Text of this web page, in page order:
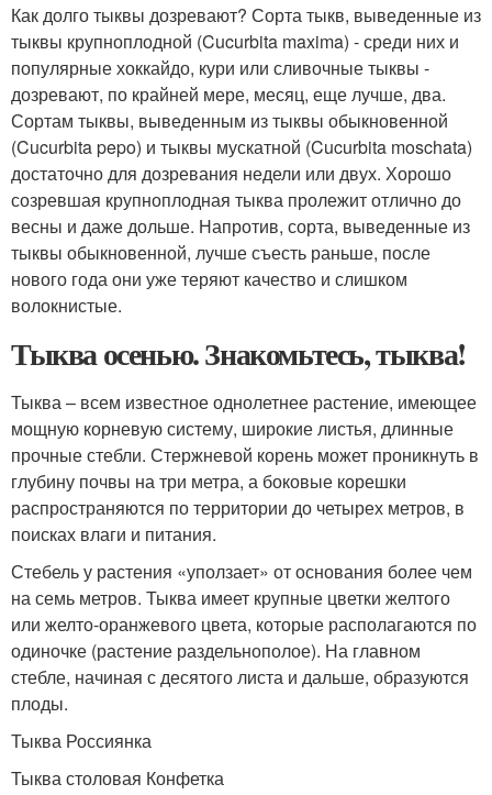
Как долго тыквы дозревают? Сорта тыкв, выведенные из
тыквы крупноплодной (Cucurbita maxima) - среди них и
популярные хоккайдо, кури или сливочные тыквы -
дозревают, по крайней мере, месяц, еще лучше, два.
Сортам тыквы, выведенным из тыквы обыкновенной
(Cucurbita pepo) и тыквы мускатной (Cucurbita moschata)
достаточно для дозревания недели или двух. Хорошо
созревшая крупноплодная тыква пролежит отлично до
весны и даже дольше. Напротив, сорта, выведенные из
тыквы обыкновенной, лучше съесть раньше, после
нового года они уже теряют качество и слишком
волокнистые.
Тыква осенью. Знакомьтесь, тыква!
Тыква – всем известное однолетнее растение, имеющее
мощную корневую систему, широкие листья, длинные
прочные стебли. Стержневой корень может проникнуть в
глубину почвы на три метра, а боковые корешки
распространяются по территории до четырех метров, в
поисках влаги и питания.
Стебель у растения «уползает» от основания более чем
на семь метров. Тыква имеет крупные цветки желтого
или желто-оранжевого цвета, которые располагаются по
одиночке (растение раздельнополое). На главном
стебле, начиная с десятого листа и дальше, образуются
плоды.
Тыква Россиянка
Тыква столовая Конфетка